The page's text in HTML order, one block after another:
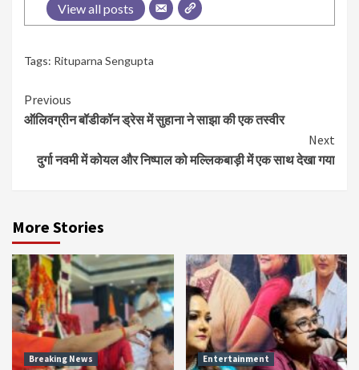
View all posts
Tags: Rituparna Sengupta
Continue
Reading
Previous
ऑलिवग्रीन बॉडीकॉन ड्रेस में सुहाना ने साझा की एक तस्वीर
Next
दुर्गा नवमी में कोयल और निष्पाल को मल्लिकबाड़ी में एक साथ देखा गया
More Stories
Breaking News
Entertainment